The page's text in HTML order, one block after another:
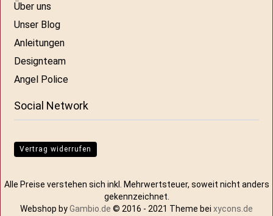
Über uns
Unser Blog
Anleitungen
Designteam
Angel Police
Social Network
Vertrag widerrufen
Alle Preise verstehen sich inkl. Mehrwertsteuer, soweit nicht anders
gekennzeichnet.
Webshop byGambio.de © 2016 - 2021 Theme bei xycons.de